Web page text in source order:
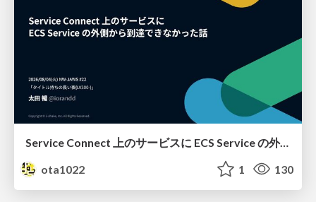
Service Connect 上のサービスに ECS Service の外側から到達できなかった話
ota1022
1 130